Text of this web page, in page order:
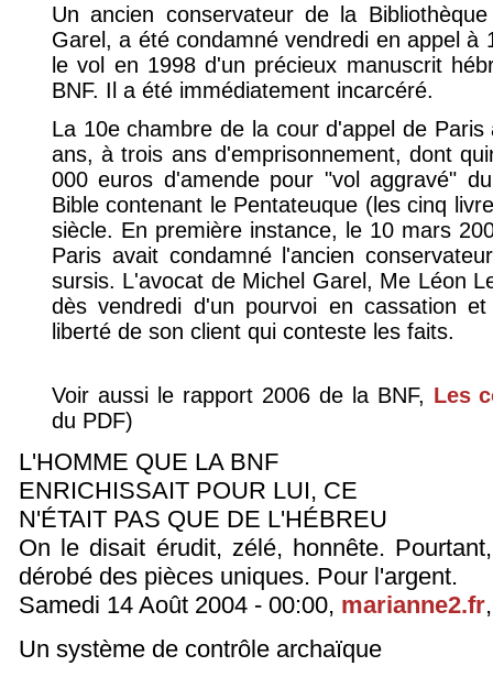
Un ancien conservateur de la
Garel, a été condamné vendredi en appel à
le vol en 1998 d'un précieux manuscrit
BNF. Il a été immédiatement incarcéré.
La 10e chambre de la cour d'appel de
ans, à trois ans d'emprisonnement, dont
000 euros d'amende pour "vol aggravé"
Bible contenant le Pentateuque (les cinq
siècle. En première instance, le 10 mars
Paris avait condamné l'ancien
sursis. L'avocat de Michel Garel, Me Léon
dès vendredi d'un pourvoi en cassation
liberté de son client qui conteste les faits.
Voir aussi le rapport 2006 de la BNF, Les
du PDF)
L'HOMME QUE LA BNF
ENRICHISSAIT POUR LUI, CE
N'ÉTAIT PAS QUE DE L'HÉBREU
On le disait érudit, zélé, honnête.
dérobé des pièces uniques. Pour l'argent.
Samedi 14 Août 2004 - 00:00, marianne2.fr
Un système de contrôle archaïque